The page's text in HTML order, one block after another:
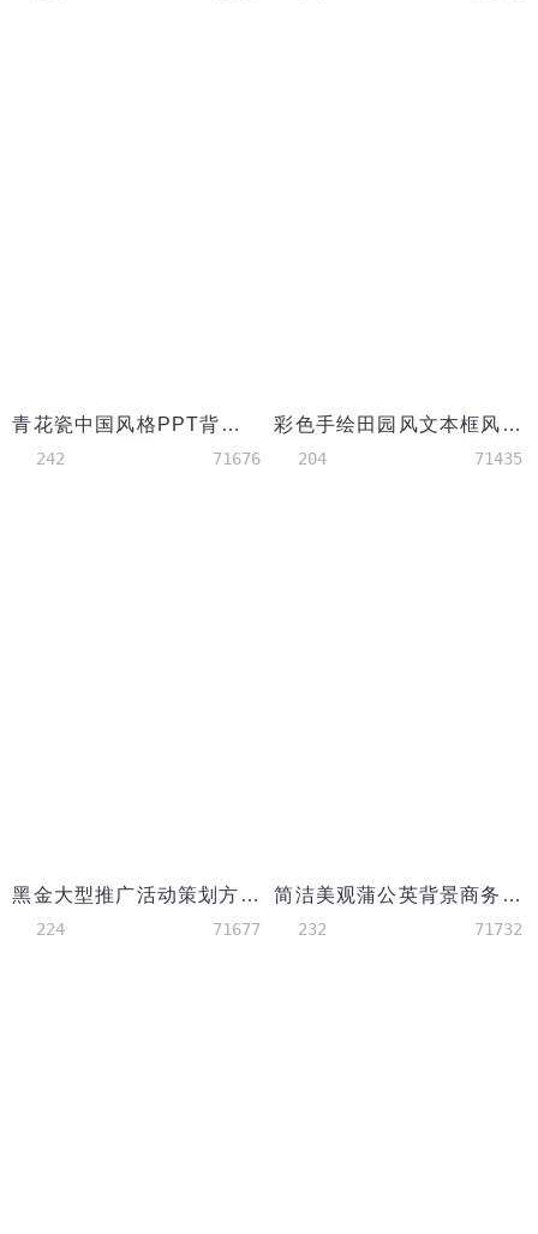
青花瓷中国风格PPT背景模板
242 71676
彩色手绘田园风文本框风格PPT背景模板
204 71435
黑金大型推广活动策划方案书PPT背景
224 71677
简洁美观蒲公英背景商务风格PPT背景
232 71732